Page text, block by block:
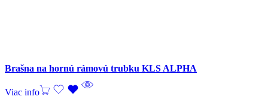
Brašna na hornú rámovú trubku KLS ALPHA
Viac info